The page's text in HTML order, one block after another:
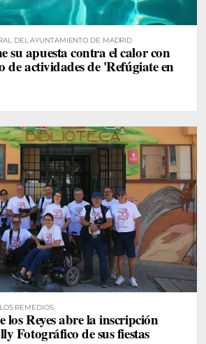
DEL AYUNTAMIENTO DE MADRID
su apuesta contra el calor con
de actividades de 'Refúgiate en
REMEDIOS
los Reyes abre la inscripción
Fotográfico de sus fiestas